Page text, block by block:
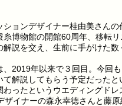
ョンデザイナー桂由美さんの
博物館の開館60周年、移転
説を交え、生前に手がけた
2019年以来で３回目。今回
解説してもらう予定だったと
ったというウエディングドレ
イナーの森永幸徳さんと藤